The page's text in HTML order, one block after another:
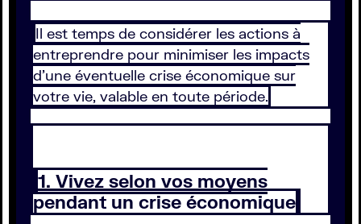
Il est temps de considérer les actions à
entreprendre pour minimiser les impacts
d'une éventuelle crise économique sur
votre vie, valable en toute période.
1. Vivez selon vos moyens
pendant un crise économique